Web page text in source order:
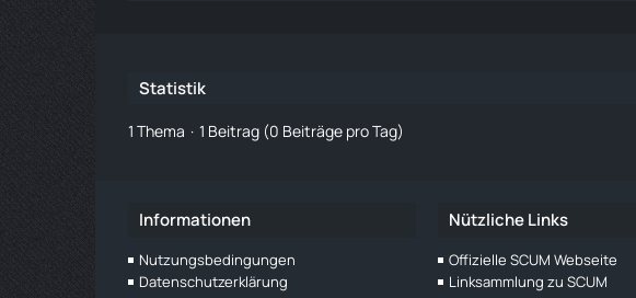
Statistik
1 Thema 1 Beitrag (0 Beiträge pro Tag)
Informationen
Nutzungsbedingungen
Datenschutzerklärung
Nützliche Links
Offizielle SCUM Webseite
Linksammlung zu SCUM